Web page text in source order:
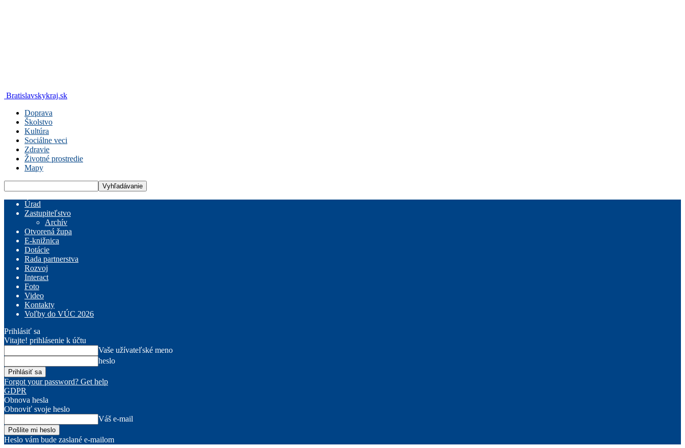
Bratislavskykraj.sk
Doprava
Školstvo
Kultúra
Sociálne veci
Zdravie
Životné prostredie
Mapy
Úrad
Zastupiteľstvo
Archív
Otvorená župa
E-knižnica
Dotácie
Rada partnerstva
Rozvoj
Interact
Foto
Video
Kontakty
Voľby do VÚC 2026
Prihlásiť sa
Vitajte! prihlásenie k účtu
Vaše užívateľské meno
heslo
Forgot your password? Get help
GDPR
Obnova hesla
Obnoviť svoje heslo
Váš e-mail
Heslo vám bude zaslané e-mailom